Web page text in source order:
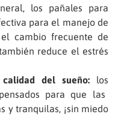
los pañales para
para el manejo de
cambio frecuente de
reduce el estrés
del sueño: los
para que las
y tranquilas, ¡sin miedo